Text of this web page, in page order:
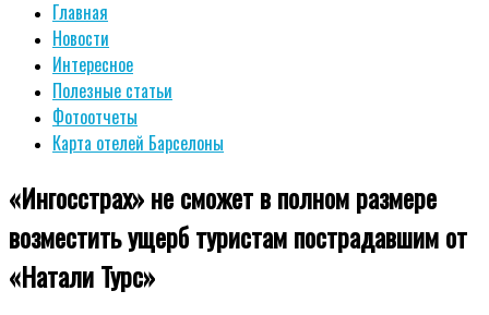
Главная
Новости
Интересное
Полезные статьи
Фотоотчеты
Карта отелей Барселоны
«Ингосстрах» не сможет в полном размере
возместить ущерб туристам пострадавшим от
«Натали Турс»